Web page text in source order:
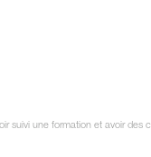
suivi une formation et avoir